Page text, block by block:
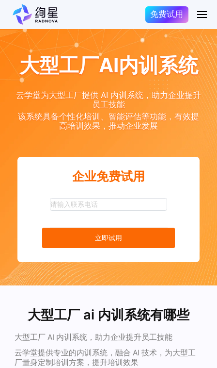
免费试用
大型工厂AI内训系统
云学堂为大型工厂提供 AI 内训系统，助力企业提升
员工技能
该系统具备个性化培训、智能评估等功能，有效提
高培训效果，推动企业发展
企业免费试用
立即试用
大型工厂 ai 内训系统有哪些
大型工厂 AI 内训系统，助力企业提升员工技能
云学堂提供专业的内训系统，融合 AI 技术，为大型工
厂量身定制培训方案，提升培训效果